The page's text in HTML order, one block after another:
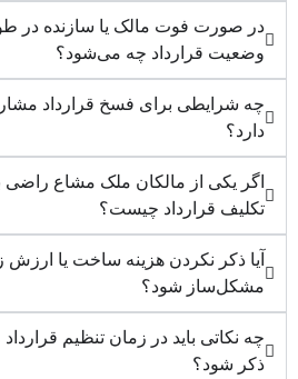
در صورت فوت مالک یا سازنده در
وضعیت قرارداد چه می‌شود؟
چه شرایطی برای فسخ قرارداد
دارد؟
اگر یکی از مالکان ملک مشاع راضی
تکلیف قرارداد چیست؟
آیا ذکر نکردن هزینه ساخت یا ارزش
مشکل‌ساز شود؟
چه نکاتی باید در زمان تنظیم
ذکر شود؟